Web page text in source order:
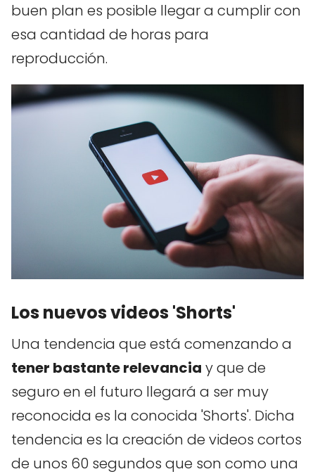
buen plan es posible llegar a cumplir con
esa cantidad de horas para
reproducción.
Los nuevos videos 'Shorts'
Una tendencia que está comenzando a
tener bastante relevancia y que de
seguro en el futuro llegará a ser muy
reconocida es la conocida 'Shorts'. Dicha
tendencia es la creación de videos cortos
de unos 60 segundos que son como una